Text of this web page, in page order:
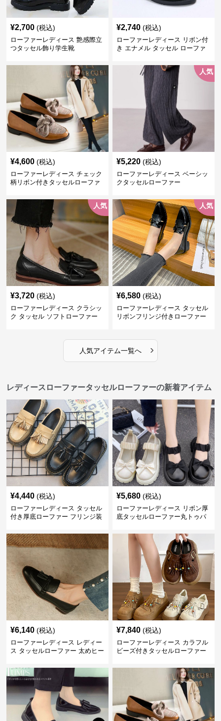
¥2,700 (税込)
ローファーレディース 艶感際立
つタッセル飾り学生靴
¥2,740 (税込)
ローファーレディース リボン付
き エナメル タッセル ローファ
¥4,600 (税込)
ローファーレディース チェック
柄リボン付きタッセルローファ
人気
¥5,220 (税込)
ローファーレディース ベーシッ
クタッセルローファー
人気
¥3,720 (税込)
ローファーレディース クラシッ
ク タッセル ソフトローファー
人気
¥6,580 (税込)
ローファーレディース タッセル
リボンフリンジ付きローファー
人気アイテム一覧へ ›
レディースローファータッセルローファーの新着アイテム
¥4,440 (税込)
ローファーレディース タッセル
付き厚底ローファー フリンジ装
¥5,680 (税込)
ローファーレディース リボン厚
底タッセルローファー丸トゥパ
¥6,140 (税込)
ローファーレディース レディー
ス タッセルローファー 太めヒー
¥7,840 (税込)
ローファーレディース カラフル
ビーズ付きタッセルローファー